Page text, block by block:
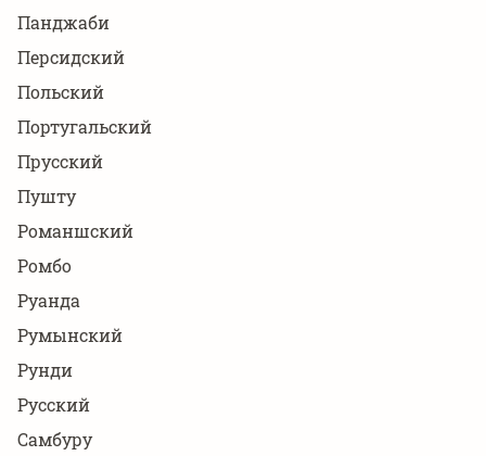
Панджаби
Персидский
Польский
Португальский
Прусский
Пушту
Романшский
Ромбо
Руанда
Румынский
Рунди
Русский
Самбуру